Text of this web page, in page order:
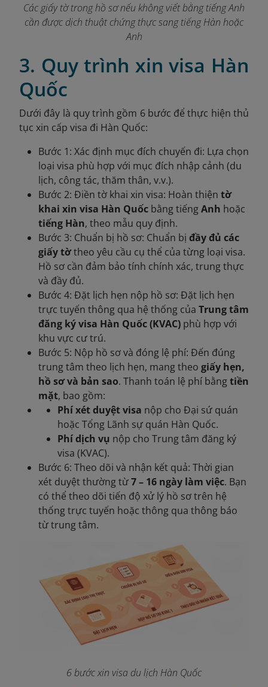
Các giấy tờ trong hồ sơ nếu không viết bằng tiếng Anh
cần được dịch thuật chứng thực sang tiếng Hàn hoặc
Anh
3. Quy trình xin visa Hàn
Quốc
Dưới đây là quy trình gồm 6 bước để thực hiện thủ
tục xin cấp visa đi Hàn Quốc:
Bước 1: Xác định mục đích chuyến đi: Lựa chọn
loại visa phù hợp với mục đích nhập cảnh (du
lịch, công tác, thăm thân, v.v.).
Bước 2: Điền tờ khai xin visa: Hoàn thiện tờ
khai xin visa Hàn Quốc bằng tiếngAnh hoặc
tiếng Hàn, theo mẫu quy định.
Bước 3: Chuẩn bị hồ sơ: Chuẩn bị đầy đủ các
giấy tờtheo yêu cầu cụ thể của từng loại visa.
Hồ sơ cần đảm bảo tính chính xác, trung thực
và đầy đủ.
Bước 4: Đặt lịch hẹn nộp hồ sơ: Đặt lịch hẹn
trực tuyến thông qua hệ thống của Trung tâm
đăng ký visa Hàn Quốc (KVAC) phù hợp với
khu vực cư trú.
Bước 5: Nộp hồ sơ và đóng lệ phí: Đến đúng
trung tâm theo lịch hẹn, mang theo giấy hẹn,
hồ sơ và bản sao. Thanh toán lệ phí bằngtiền
mặt, bao gồm:
Phí xét duyệt visa nộp cho Đại sứ quán
hoặc Tổng Lãnh sự quán Hàn Quốc.
Phí dịch vụ nộp cho Trung tâm đăng ký
visa (KVAC).
Bước 6: Theo dõi và nhận kết quả: Thời gian
xét duyệt thường từ7 – 16 ngày làm việc. Bạn
có thể theo dõi tiến độ xử lý hồ sơ trên hệ
thống trực tuyến hoặc thông qua thông báo
từ trung tâm.
6 bước xin visa du lịch Hàn Quốc